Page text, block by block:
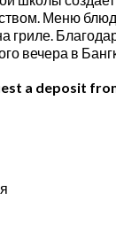
Меню
гриле.
вечера в
a deposit